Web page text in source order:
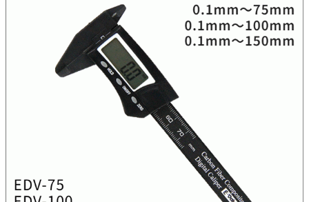
HDMIケーブル・周辺機器／RCAケーブル
電話線／コネクタ／アダプタ
光ファイバー・融着接続機関連
LANケーブル・コネクタ・関連資材/機器
太陽光発電ケーブル・コネクタ・関連資
電源ケーブル／コネクタ／分電盤／ブレ
ーカ
LAN配線工事
電話工事
電気配管工事
EV充電設備工事
照明設置工事